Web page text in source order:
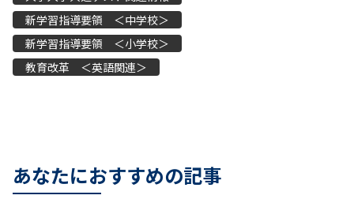
新学習指導要領 ＜中学校＞
新学習指導要領 ＜小学校＞
教育改革 ＜英語関連＞
あなたにおすすめの記事